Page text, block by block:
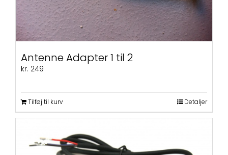
Antenne Adapter 1 til 2
kr. 249
Tilføj til kurv Detaljer